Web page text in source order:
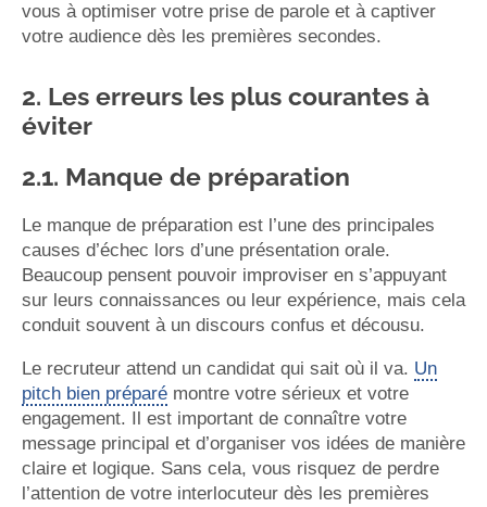
vous à optimiser votre prise de parole et à captiver
votre audience dès les premières secondes.
2. Les erreurs les plus courantes à
éviter
2.1. Manque de préparation
Le manque de préparation est l’une des principales
causes d’échec lors d’une présentation orale.
Beaucoup pensent pouvoir improviser en s’appuyant
sur leurs connaissances ou leur expérience, mais cela
conduit souvent à un discours confus et décousu.
Le recruteur attend un candidat qui sait où il va. Un
pitch bien préparé montre votre sérieux et votre
engagement. Il est important de connaître votre
message principal et d’organiser vos idées de manière
claire et logique. Sans cela, vous risquez de perdre
l’attention de votre interlocuteur dès les premières